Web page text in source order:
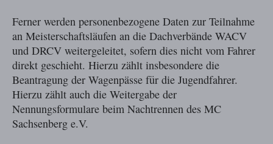
Ferner werden personenbezogene Daten zur Teilnahme
an Meisterschaftsläufen an die Dachverbände WACV
und DRCV weitergeleitet, sofern dies nicht vom Fahrer
direkt geschieht. Hierzu zählt insbesondere die
Beantragung der Wagenpässe für die Jugendfahrer.
Hierzu zählt auch die Weitergabe der
Nennungsformulare beim Nachtrennen des MC
Sachsenberg e.V.